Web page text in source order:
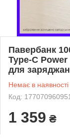
Павербанк
Type-C
для
Немає в наявності
Код:
1 359 ₴